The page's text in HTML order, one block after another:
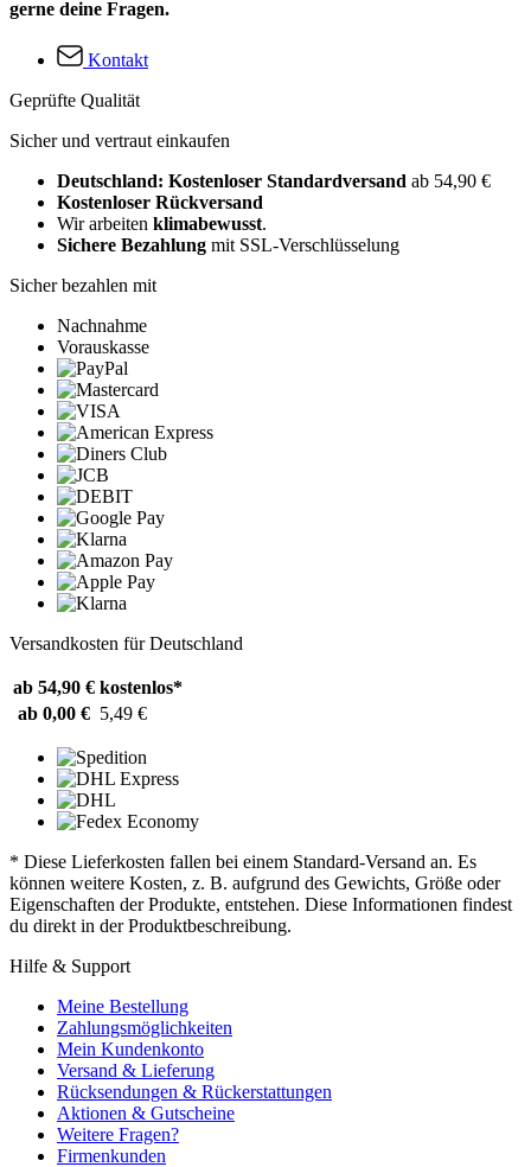
gerne deine Fragen.
Kontakt
Geprüfte Qualität
Sicher und vertraut einkaufen
Deutschland: Kostenloser Standardversand ab 54,90 €
Kostenloser Rückversand
Wir arbeiten klimabewusst.
Sichere Bezahlung mit SSL-Verschlüsselung
Sicher bezahlen mit
Nachnahme
Vorauskasse
Versandkosten für Deutschland
ab 54,90 € kostenlos*
ab 0,00 € 5,49 €
* Diese Lieferkosten fallen bei einem Standard-Versand an. Es
können weitere Kosten, z. B. aufgrund des Gewichts, Größe oder
Eigenschaften der Produkte, entstehen. Diese Informationen findest
du direkt in der Produktbeschreibung.
Hilfe & Support
Meine Bestellung
Zahlungsmöglichkeiten
Mein Kundenkonto
Versand & Lieferung
Rücksendungen & Rückerstattungen
Aktionen & Gutscheine
Weitere Fragen?
Firmenkunden